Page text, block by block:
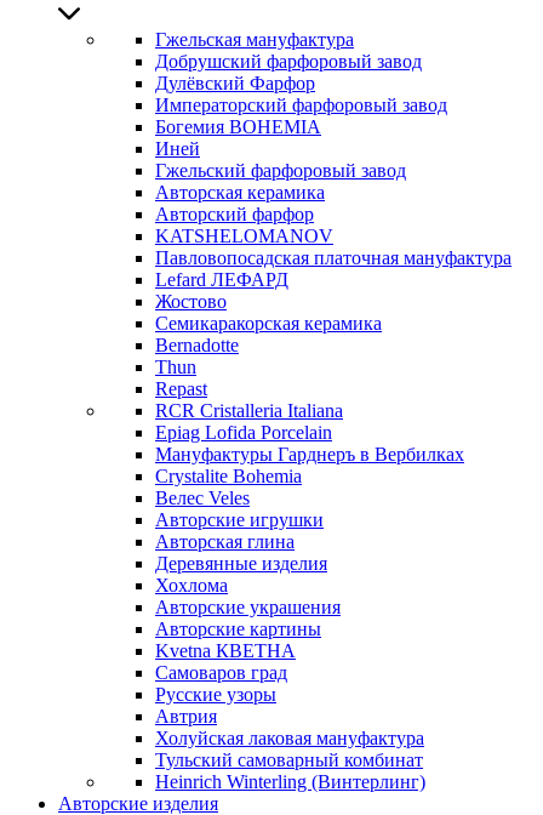
Гжельская мануфактура
Добрушский фарфоровый завод
Дулёвский Фарфор
Императорский фарфоровый завод
Богемия BOHEMIA
Иней
Гжельский фарфоровый завод
Авторская керамика
Авторский фарфор
KATSHELOMANOV
Павловопосадская платочная мануфактура
Lefard ЛЕФАРД
Жостово
Семикаракорская керамика
Bernadotte
Thun
Repast
RCR Cristalleria Italiana
Epiag Lofida Porcelain
Мануфактуры Гарднеръ в Вербилках
Crystalite Bohemia
Велес Veles
Авторские игрушки
Авторская глина
Деревянные изделия
Хохлома
Авторские украшения
Авторские картины
Kvetna КВЕТНА
Самоваров град
Русские узоры
Автрия
Холуйская лаковая мануфактура
Тульский самоварный комбинат
Heinrich Winterling (Винтерлинг)
Авторские изделия